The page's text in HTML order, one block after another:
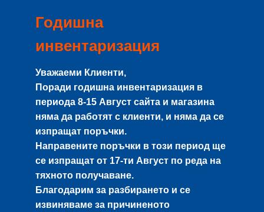
Годишна
инвентаризация
Уважаеми Клиенти,
Поради годишна инвентаризация в
периода 8-15 Август сайта и магазина
няма да работят с клиенти, и няма да се
изпращат поръчки.
Направените поръчки в този период ще
се изпращат от 17-ти Август по реда на
тяхното получаване.
Благодарим за разбирането и се
извиняваме за причиненото